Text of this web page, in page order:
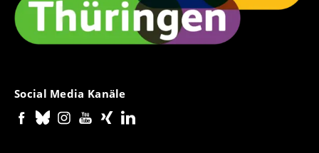
Social Media Kanäle